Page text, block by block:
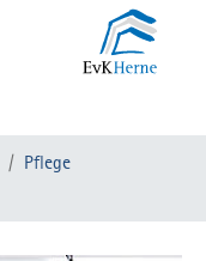
Pflege